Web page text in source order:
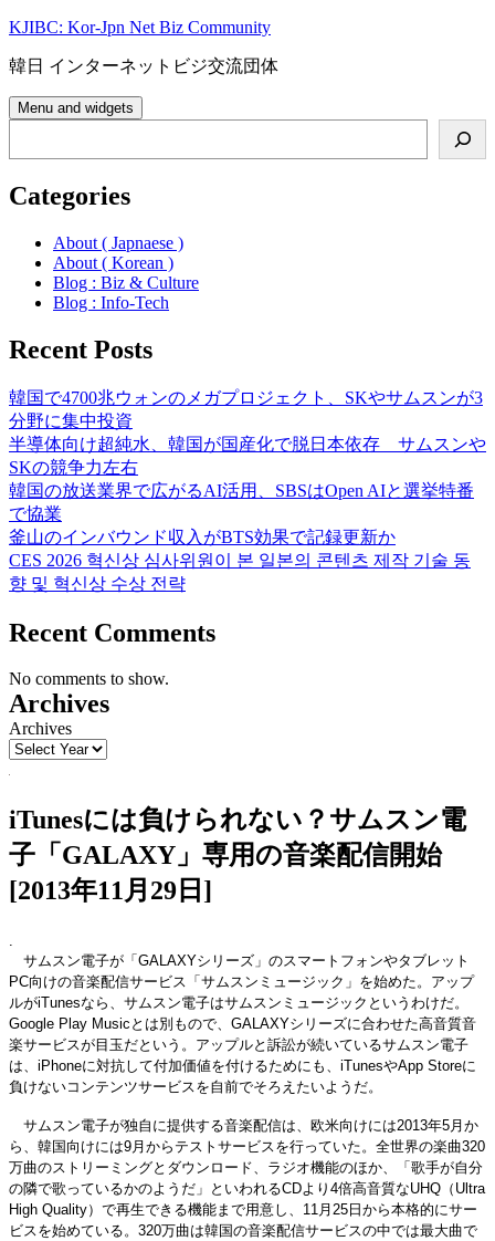
Skip
content
KJIBC: Kor-Jpn Net Biz Community
韓日 インターネットビジ交流団体
Menu and widgets
Categories
About ( Japnaese )
About ( Korean )
Blog : Biz & Culture
Blog : Info-Tech
Recent Posts
韓国で4700兆ウォンのメガプロジェクト、SKやサムスンが3
分野に集中投資
半導体向け超純水、韓国が国産化で脱日本依存 サムスンや
SKの競争力左右
韓国の放送業界で広がるAI活用、SBSはOpen AIと選挙特番
で協業
釜山のインバウンド収入がBTS効果で記録更新か
CES 2026 혁신상 심사위원이 본 일본의 콘텐츠 제작 기술 동
향 및 혁신상 수상 전략
Recent Comments
No comments to show.
Archives
Archives
iTunesには負けられない？サムスン電
子「GALAXY」専用の音楽配信開始
[2013年11月29日]
.
サムスン電子が「GALAXYシリーズ」のスマートフォンやタブレット
PC向けの音楽配信サービス「サムスンミュージック」を始めた。アップ
ルがiTunesなら、サムスン電子はサムスンミュージックというわけだ。
Google Play Musicとは別もので、GALAXYシリーズに合わせた高音質音
楽サービスが目玉だという。アップルと訴訟が続いているサムスン電子
は、iPhoneに対抗して付加価値を付けるためにも、iTunesやApp Storeに
負けないコンテンツサービスを自前でそろえたいようだ。
サムスン電子が独自に提供する音楽配信は、欧米向けには2013年5月か
ら、韓国向けには9月からテストサービスを行っていた。全世界の楽曲320
万曲のストリーミングとダウンロード、ラジオ機能のほか、「歌手が自分
の隣で歌っているかのようだ」といわれるCDより4倍高音質なUHQ（Ultra
High Quality）で再生できる機能まで用意し、11月25日から本格的にサー
ビスを始めている。320万曲は韓国の音楽配信サービスの中では最大曲で